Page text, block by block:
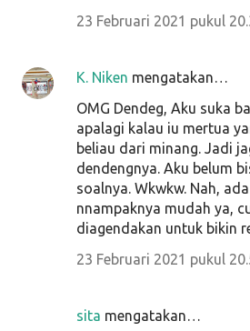
23 Februari 2021 pukul
K. Niken mengatakan…
OMG Dendeg, Aku suka
apalagi kalau iu mertua
beliau dari minang. Jadi
dendengnya. Aku belum
soalnya. Wkwkw. Nah,
nnampaknya mudah ya,
diagendakan untuk bikin
23 Februari 2021 pukul
sita mengatakan…